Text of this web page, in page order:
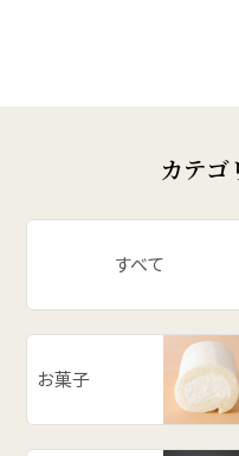
カテ
すべて
お菓子